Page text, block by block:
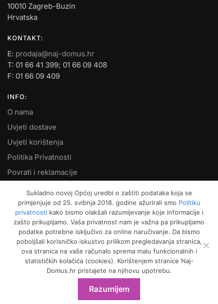
10010 Zagreb-Buzin
Hrvatska
KONTAKT:
E: prodaja@naj-domus.hr
T: 01 66 41 399; 01 66 09 408
F: 01 66 09 409
INFO:
O nama
Uvjeti dostave
Uvjeti korištenja
Politika Privatnosti
Povrati i reklamacije
MOJ RAČUN:
Moje narudžbe
Kako naručiti
Način plaćanja
Garancija kvalitete
Sukladno novoj Općoj uredbi o zaštiti podataka koja se
primjenjuje od 25. svibnja 2018. godine ažurirali smo Politiku
privatnostikako bismo olakšali razumijevanje koje informacije i
zašto prikupljamo. Vaša privatnost nam je važna pa prikupljamo
podatke potrebne isključivo za online naručivanje. Da bismo
poboljšali korisničko iskustvo prilikom pregledavanja stranica,
ova stranica na vaše računalo sprema malu funkcionalnih i
statističkih kolačića (cookies). Korištenjem stranice Naj-
Domus.hr pristajete na njihovu upotrebu.
Razumijem